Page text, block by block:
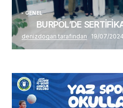
GENEL
BURPOL’DE
denizdogan tarafından 19/07/2024